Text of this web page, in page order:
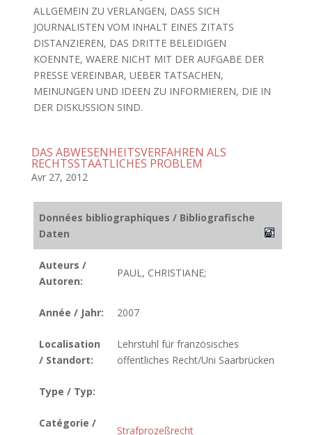
ALLGEMEIN ZU VERLANGEN, DASS SICH
JOURNALISTEN VOM INHALT EINES ZITATS
DISTANZIEREN, DAS DRITTE BELEIDIGEN
KOENNTE, WAERE NICHT MIT DER AUFGABE DER
PRESSE VEREINBAR, UEBER TATSACHEN,
MEINUNGEN UND IDEEN ZU INFORMIEREN, DIE IN
DER DISKUSSION SIND.
DAS ABWESENHEITSVERFAHREN ALS
RECHTSSTAATLICHES PROBLEM
Avr 27, 2012
Données bibliographiques / Bibliografische
Daten
Auteurs /
Autoren:
PAUL, CHRISTIANE;
Année / Jahr: 2007
Localisation
/ Standort:
Lehrstuhl für französisches
öffentliches Recht/Uni Saarbrücken
Type / Typ:
Catégorie /
Strafprozeßrecht